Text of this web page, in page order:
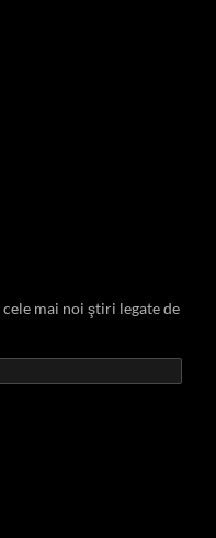
mai noi ştiri legate de